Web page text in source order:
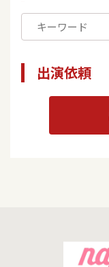
出演依頼